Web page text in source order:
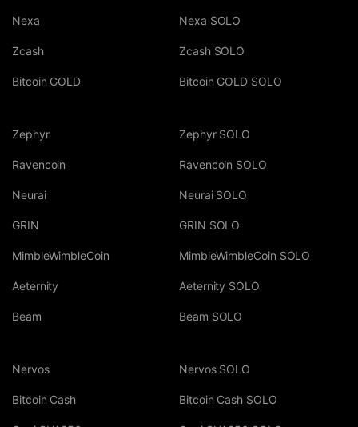
Nexa
Zcash
Bitcoin GOLD
Nexa SOLO
Zcash SOLO
Bitcoin GOLD SOLO
Zephyr
Ravencoin
Neurai
GRIN
MimbleWimbleCoin
Aeternity
Beam
Zephyr SOLO
Ravencoin SOLO
Neurai SOLO
GRIN SOLO
MimbleWimbleCoin SOLO
Aeternity SOLO
Beam SOLO
Nervos
Bitcoin Cash
Nervos SOLO
Bitcoin Cash SOLO